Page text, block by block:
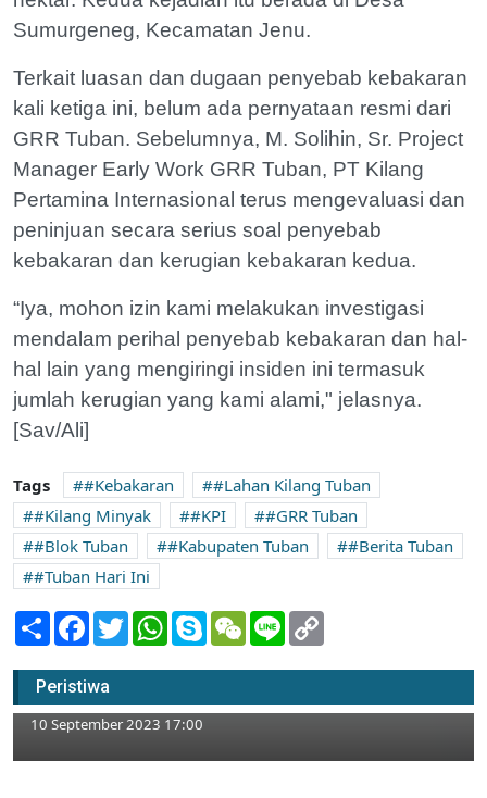
Sumurgeneg, Kecamatan Jenu.
Terkait luasan dan dugaan penyebab kebakaran
kali ketiga ini, belum ada pernyataan resmi dari
GRR Tuban. Sebelumnya, M. Solihin, Sr. Project
Manager Early Work GRR Tuban, PT Kilang
Pertamina Internasional terus mengevaluasi dan
peninjuan secara serius soal penyebab
kebakaran dan kerugian kebakaran kedua.
“Iya, mohon izin kami melakukan investigasi
mendalam perihal penyebab kebakaran dan hal-
hal lain yang mengiringi insiden ini termasuk
jumlah kerugian yang kami alami," jelasnya.
[Sav/Ali]
Tags #Kebakaran
#Lahan Kilang Tuban
#Kilang Minyak
#KPI
#GRR Tuban
#Blok Tuban
#Kabupaten Tuban
#Berita Tuban
#Tuban Hari Ini
Share Facebook
TwitterWhatsApp
SkypeWeChatLine
Peristiwa
Kolaborasi Bikin Lilin Aroma Terapi untuk
Ringankan Gejala Stres
10 September 2023 17:00